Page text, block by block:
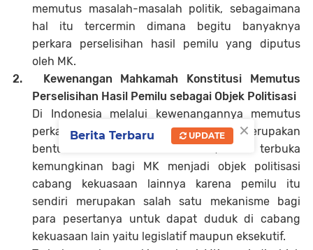
memutus masalah-masalah politik, sebagaimana
hal itu tercermin dimana begitu banyaknya
perkara perselisihan hasil pemilu yang diputus
oleh MK.
2.
Kewenangan Mahkamah Konstitusi Memutus
Perselisihan Hasil Pemilu sebagai Objek Politisasi
Di Indonesia melalui kewenangannya memutus
perkara perselisihan hasil pemilu yang merupakan
bentuk
, maka terbuka
kemungkinan bagi MK menjadi objek politisasi
cabang kekuasaan lainnya karena pemilu itu
sendiri merupakan salah satu mekanisme bagi
para pesertanya untuk dapat duduk di cabang
kekuasaan lain yaitu legislatif maupun eksekutif.
×
Berita Terbaru UPDATE